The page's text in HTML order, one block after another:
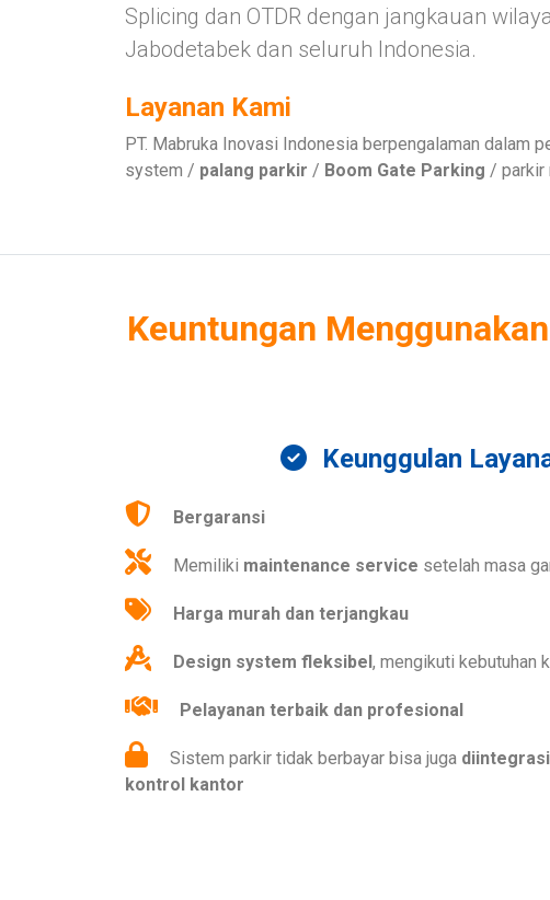
Splicing dan OTDR dengan jangkauan
Jabodetabek dan seluruh Indonesia.
Layanan Kami
PT. Mabruka Inovasi Indonesia berpengalaman dalam
system / palang parkir / Boom Gate Parking / parkir
Keuntungan
Keunggulan
Bergaransi
Memiliki maintenance service setelah masa
Harga murah dan terjangkau
Design system fleksibel, mengikuti kebutuhan
Pelayanan terbaik dan profesional
Sistem parkir tidak berbayar bisa juga
kontrol kantor